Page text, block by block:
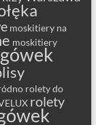
moskitiery na
moskitiery
rolety do
rolety